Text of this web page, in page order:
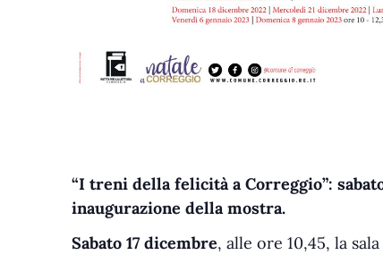
“I treni della felicità a Correggio”:
inaugurazione della mostra.
Sabato 17 dicembre, alle ore 10,45, la